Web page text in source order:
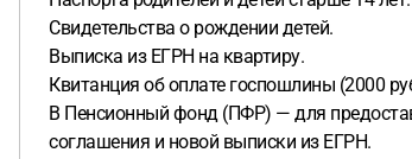
Свидетельства о рождении детей.
Выписка из ЕГРН на квартиру.
Квитанция об оплате госпошлины (2000
В Пенсионный фонд (ПФР) — для
соглашения и новой выписки из ЕГРН.